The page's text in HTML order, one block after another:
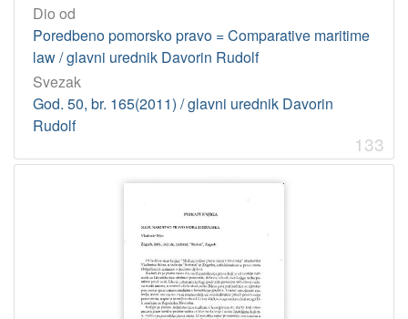
Dio od
Poredbeno pomorsko pravo = Comparative maritime
law / glavni urednik Davorin Rudolf
Svezak
God. 50, br. 165(2011) / glavni urednik Davorin
Rudolf
133